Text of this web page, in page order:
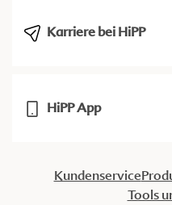
Karriere bei HiPP
HiPP App
Kundenservice
Tools